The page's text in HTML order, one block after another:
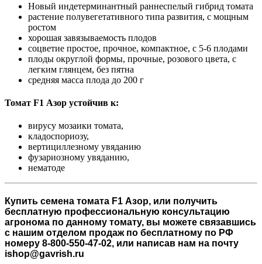
Новый индетерминантный раннеспелый гибрид томата
растение полувегетативного типа развития, с мощным
ростом
хорошая завязываемость плодов
соцветие простое, прочное, компактное, с 5-6 плодами
плоды округлой формы, прочные, розового цвета, с
легким глянцем, без пятна
средняя масса плода до 200 г
Томат F1 Азор устойчив к:
вирусу мозаики томата,
кладоспориозу,
вертициллезному увяданию
фузариозному увяданию,
нематоде
Купить семена томата F1 Азор, или получить
бесплатную профессиональную консультацию
агронома по данному томату, вы можете связавшись
с нашим отделом продаж по бесплатному по РФ
номеру 8-800-550-47-02, или написав нам на почту
ishop@gavrish.ru